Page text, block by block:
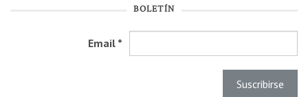
BOLETÍN
Email *